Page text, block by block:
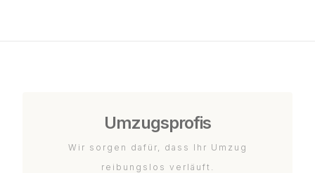
Umzugsprofis
Wir sorgen dafür, dass Ihr Umzug
reibungslos verläuft.